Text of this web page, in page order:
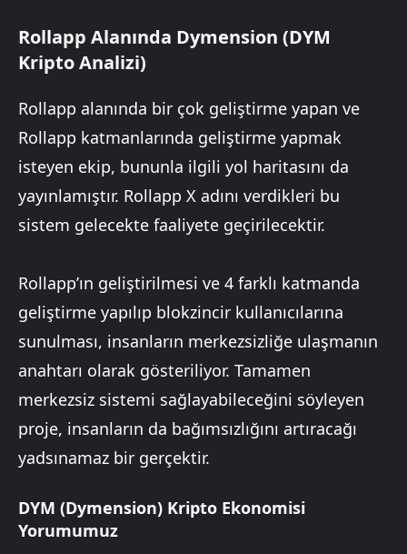
Rollapp Alanında Dymension (DYM
Kripto Analizi)
Rollapp alanında bir çok geliştirme yapan ve
Rollapp katmanlarında geliştirme yapmak
isteyen ekip, bununla ilgili yol haritasını da
yayınlamıştır. Rollapp X adını verdikleri bu
sistem gelecekte faaliyete geçirilecektir.
Rollapp’ın geliştirilmesi ve 4 farklı katmanda
geliştirme yapılıp blokzincir kullanıcılarına
sunulması, insanların merkezsizliğe ulaşmanın
anahtarı olarak gösteriliyor. Tamamen
merkezsiz sistemi sağlayabileceğini söyleyen
proje, insanların da bağımsızlığını artıracağı
yadsınamaz bir gerçektir.
DYM (Dymension) Kripto Ekonomisi
Yorumumuz